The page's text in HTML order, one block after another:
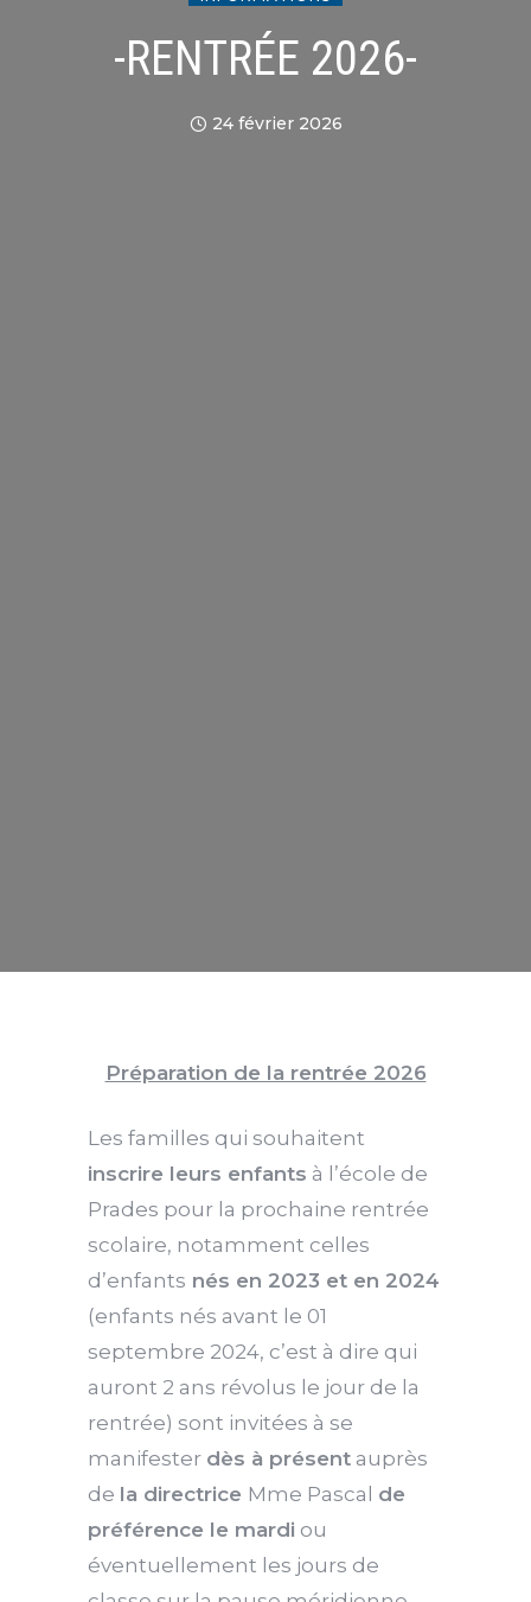
-RENTRÉE 2026-
24 février 2026
Préparation de la rentrée 2026
Les familles qui souhaitent
inscrire leurs enfants à l’école de
Prades pour la prochaine rentrée
scolaire, notamment celles
d’enfants nés en 2023 et en 2024
(enfants nés avant le 01
septembre 2024, c’est à dire qui
auront 2 ans révolus le jour de la
rentrée) sont invitées à se
manifester dès à présent auprès
de la directrice Mme Pascal de
préférence le mardi ou
éventuellement les jours de